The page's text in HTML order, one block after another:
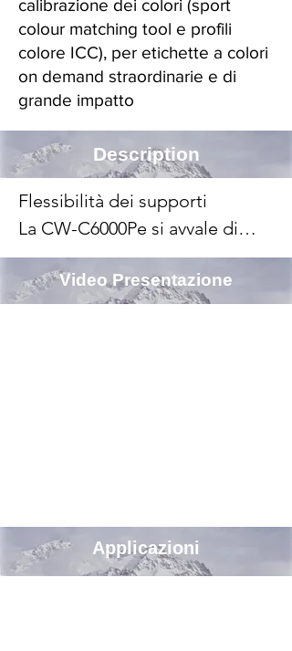
calibrazione dei colori (sport
colour matching tool e profili
colore ICC), per etichette a colori
on demand straordinarie e di
grande impatto
Description
Flessibilità dei supporti
La CW-C6000Pe si avvale di
una serie di nuove
funzionalità progettate per
offrire soluzioni pratiche e
etichette ColorWorks è
quindi possibile realizzare
Video Presentazione
Applicazioni